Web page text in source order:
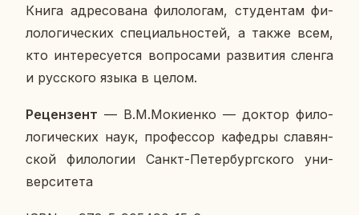
Книга ад­ре­со­ва­на фи­ло­ло­гам, сту­ден­там фи­
ло­ло­ги­че­ских спе­ци­аль­но­стей, а также всем,
кто ин­те­ре­су­ет­ся во­про­са­ми раз­ви­тия сленга
и рус­ско­го языка в целом.
Ре­цен­зент — В.М.Мок­и­ен­ко — доктор фи­ло­
ло­ги­че­ских наук, про­фес­сор ка­фед­ры сла­вян­
ской фи­ло­ло­гии Санкт-Пе­тер­бург­ско­го уни­
вер­си­те­та